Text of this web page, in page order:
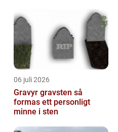
06 juli 2026
Gravyr gravsten så
formas ett personligt
minne i sten